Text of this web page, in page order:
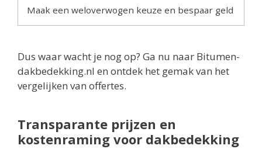
Maak een weloverwogen keuze en bespaar geld
Dus waar wacht je nog op? Ga nu naar Bitumen-
dakbedekking.nl en ontdek het gemak van het
vergelijken van offertes.
Transparante prijzen en
kostenraming voor dakbedekking